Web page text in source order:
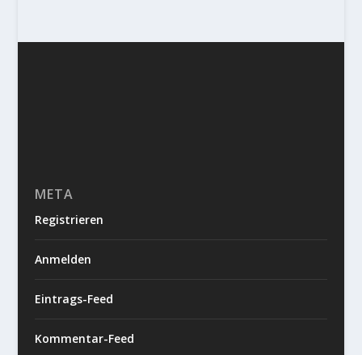
META
Registrieren
Anmelden
Eintrags-Feed
Kommentar-Feed